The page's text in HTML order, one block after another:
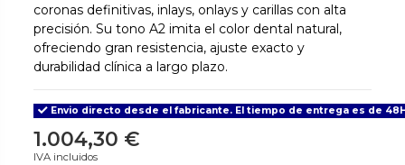
coronas definitivas, inlays, onlays y carillas con alta
precisión. Su tono A2 imita el color dental natural,
ofreciendo gran resistencia, ajuste exacto y
durabilidad clínica a largo plazo.
Envio directo desde el fabricante. El tiempo de entrega es de
1.004,30 €
IVA incluidos